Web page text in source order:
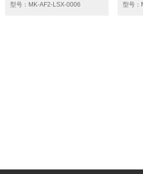
片母座
型号：MK-AF2-LSX-0006
插母
型号：